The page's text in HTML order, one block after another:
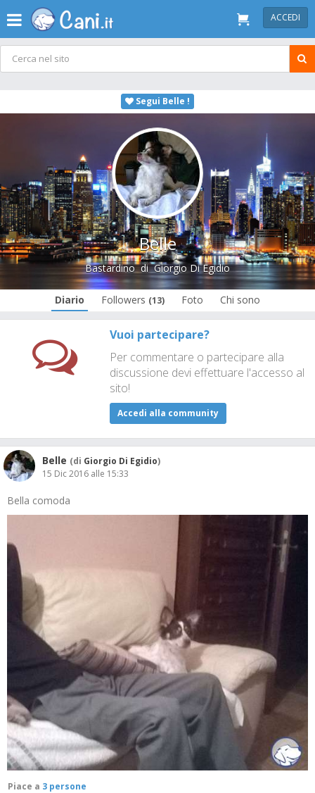
ACCEDI
Segui Belle !
Belle
BastardinodiGiorgio Di Egidio
Diario Followers (13) Foto Chi sono
Vuoi partecipare?
Per commentare o partecipare alla
discussione devi effettuare l'accesso al
sito!
Accedi alla community
Belle (di Giorgio Di Egidio)
15 Dic 2016 alle 15:33
Bella comoda
Piace a
3 persone